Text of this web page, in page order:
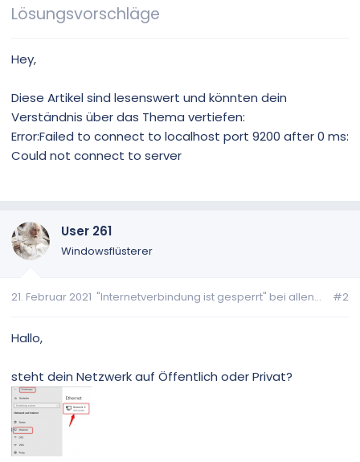
Lösungsvorschläge
Hey,
Diese Artikel sind lesenswert und könnten dein
Verständnis über das Thema vertiefen:
Error:Failed to connect to localhost port 9200 after 0 ms:
Could not connect to server
User 261
Windowsflüsterer
21. Februar 2021 "Internetverbindung ist gesperrt" bei allen... #2
Hallo,
steht dein Netzwerk auf Öffentlich oder Privat?